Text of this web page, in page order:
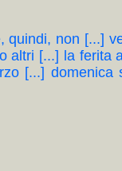
quindi, non [...]
altri [...] la ferita
[...] domenica